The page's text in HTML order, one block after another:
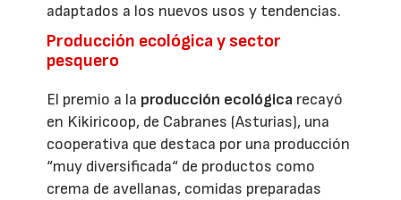
adaptados a los nuevos usos y tendencias.
Producción ecológica y sector
pesquero
El premio a la producción ecológica recayó
en Kikiricoop, de Cabranes (Asturias), una
cooperativa que destaca por una producción
“muy diversificada“ de productos como
crema de avellanas, comidas preparadas